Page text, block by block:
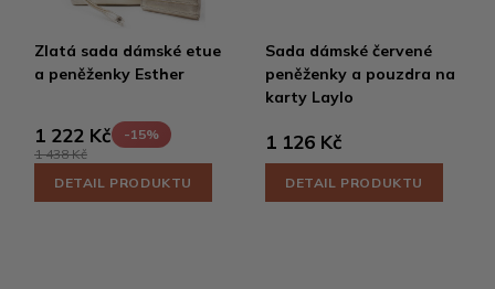
Zlatá sada dámské etue
a peněženky Esther
1 222 Kč
-15%
1 438 Kč
DETAIL PRODUKTU
Sada dámské červené
peněženky a pouzdra na
karty Laylo
1 126 Kč
DETAIL PRODUKTU